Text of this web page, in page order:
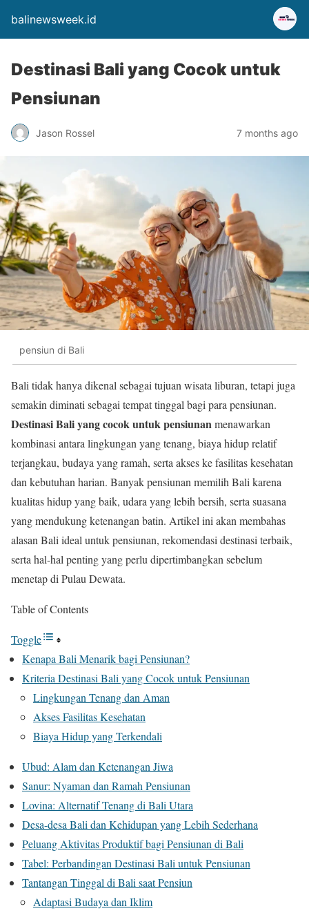
balinewsweek.id
Destinasi Bali yang Cocok untuk
Pensiunan
Jason Rossel 7 months ago
pensiun di Bali
Bali tidak hanya dikenal sebagai tujuan wisata liburan, tetapi juga
semakin diminati sebagai tempat tinggal bagi para pensiunan.
Destinasi Bali yang cocok untuk pensiunanmenawarkan
kombinasi antara lingkungan yang tenang, biaya hidup relatif
terjangkau, budaya yang ramah, serta akses ke fasilitas kesehatan
dan kebutuhan harian. Banyak pensiunan memilih Bali karena
kualitas hidup yang baik, udara yang lebih bersih, serta suasana
yang mendukung ketenangan batin. Artikel ini akan membahas
alasan Bali ideal untuk pensiunan, rekomendasi destinasi terbaik,
serta hal-hal penting yang perlu dipertimbangkan sebelum
menetap di Pulau Dewata.
Table of Contents
Toggle
Kenapa Bali Menarik bagi Pensiunan?
Kriteria Destinasi Bali yang Cocok untuk Pensiunan
Lingkungan Tenang dan Aman
Akses Fasilitas Kesehatan
Biaya Hidup yang Terkendali
Ubud: Alam dan Ketenangan Jiwa
Sanur: Nyaman dan Ramah Pensiunan
Lovina: Alternatif Tenang di Bali Utara
Desa-desa Bali dan Kehidupan yang Lebih Sederhana
Peluang Aktivitas Produktif bagi Pensiunan di Bali
Tabel: Perbandingan Destinasi Bali untuk Pensiunan
Tantangan Tinggal di Bali saat Pensiun
Adaptasi Budaya dan Iklim